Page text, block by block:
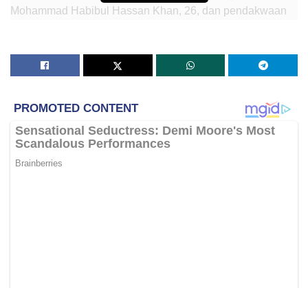
Mohammad Habibul Hassan Khan, 26, dan pendakwaan
Beliau berkata meskipun beg yang mengandungi dadah itu
ditemukan di dalam bilik asrama universiti perayu,
bahawa ia milik pelajar lain bernama Jawad.
“Pelajar ini (Jawad), yang tinggal di luar kampus universiti,
telah membunuh diri sehari selepas perayu ditahan